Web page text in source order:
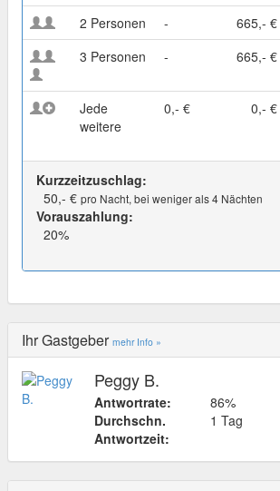
2 Personen
- 665,- €
3 Personen
- 665,- €
Jede
weitere
0,- € 0,- €
Kurzzeitzuschlag:
50,- € pro Nacht, bei weniger als 4 Nächten
Vorauszahlung:
20%
Ihr Gastgeber mehr Info »
Peggy B.
Antwortrate:
86%
Durchschn.
Antwortzeit:
1 Tag